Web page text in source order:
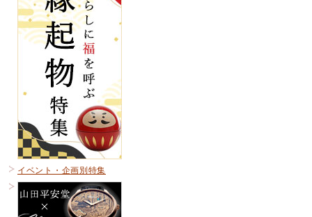
イベント・企画別特集